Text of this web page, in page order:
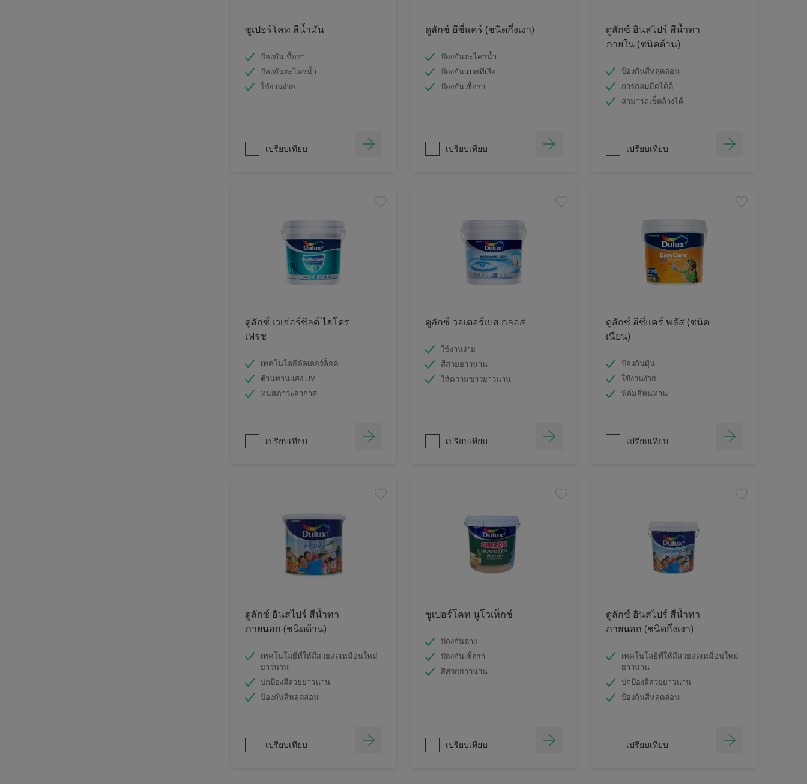
ซูเปอร์โคท สีน้ำมัน
ป้องกันเชื้อรา
ป้องกันตะไคร่น้ำ
ใช้งานง่าย
เปรียบเทียบ
ดูลักซ์ อีซี่แคร์ (ชนิดกึ่งเงา)
ป้องกันตะไคร่น้ำ
ป้องกันแบคทีเรีย
ป้องกันเชื้อรา
เปรียบเทียบ
ดูลักซ์ อินสไปร์ สีน้ำทา
ภายใน (ชนิดด้าน)
ป้องกันสีหลุดล่อน
การกลบมิดได้ดี
สามารถเช็ดล้างได้
เปรียบเทียบ
ดูลักซ์ เวเธ่อร์ชีลด์ ไฮโดร
เฟรช
เทคโนโลยีคัลเลอร์ล็อค
ต้านทานแสง UV
ทนสภาวะอากาศ
เปรียบเทียบ
ดูลักซ์ วอเตอร์เบส กลอส
ใช้งานง่าย
สีสวยยาวนาน
ให้ความขาวยาวนาน
เปรียบเทียบ
ดูลักซ์ อีซี่แคร์ พลัส (ชนิด
เนียน)
ป้องกันฝุ่น
ใช้งานง่าย
ฟิล์มสีทนทาน
เปรียบเทียบ
ดูลักซ์ อินสไปร์ สีน้ำทา
ภายนอก (ชนิดด้าน)
เทคโนโลยีที่ให้สีสวยสดเหมือนใหม่
ยาวนาน
ปกป้องสีสวยยาวนาน
ป้องกันสีหลุดล่อน
เปรียบเทียบ
ซูเปอร์โคท นูโวเท็กซ์
ป้องกันด่าง
ป้องกันเชื้อรา
สีสวยยาวนาน
เปรียบเทียบ
ดูลักซ์ อินสไปร์ สีน้ำทา
ภายนอก (ชนิดกึ่งเงา)
เทคโนโลยีที่ให้สีสวยสดเหมือนใหม่
ยาวนาน
ปกป้องสีสวยยาวนาน
ป้องกันสีหลุดล่อน
เปรียบเทียบ